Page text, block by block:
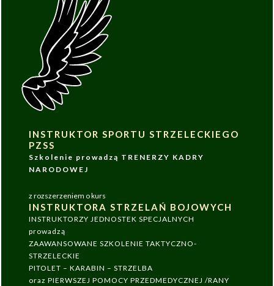
INSTRUKTOR SPORTU STRZELECKIEGO
PZSS
Szkolenie prowadzą TRENERZY KADRY
NARODOWEJ
z rozszerzeniem o kurs
INSTRUKTORA STRZELAŃ BOJOWYCH
INSTRUKTORZY JEDNOSTEK SPECJALNYCH
prowadzą
ZAAWANSOWANE SZKOLENIE TAKTYCZNO-
STRZELECKIE
PITOLET – KARABIN – STRZELBA
oraz PIERWSZEJ POMOCY PRZEDMEDYCZNEJ /RANY